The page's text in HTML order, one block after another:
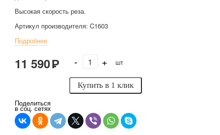
Высокая скорость реза.
Артикул производителя: C1603
Подробнее
11 590Р - + шт
Купить в 1 клик
Поделиться
в соц. сетях